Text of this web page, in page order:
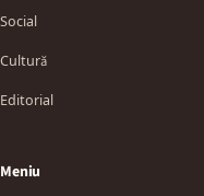
Social
Cultură
Editorial
Meniu